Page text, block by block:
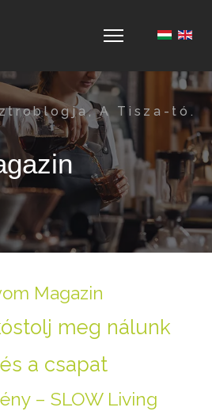
A Tisza-tó.
Magazin
meg nálunk
a csapat
– SLOW Living